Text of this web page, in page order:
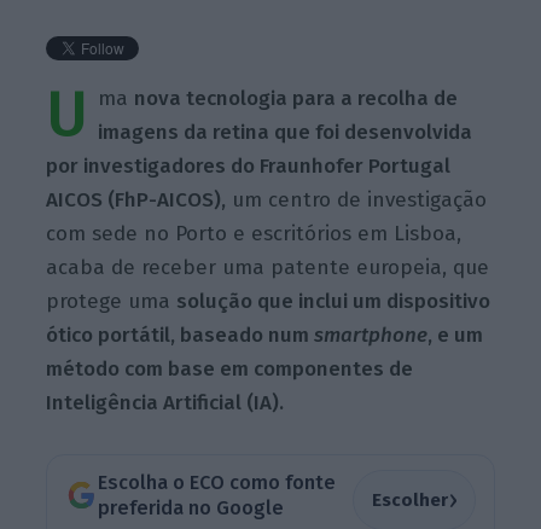
U ma nova tecnologia para a recolha de
imagens da retina que foi desenvolvida
por investigadores do Fraunhofer Portugal
AICOS (FhP-AICOS), um centro de investigação
com sede no Porto e escritórios em Lisboa,
acaba de receber uma patente europeia, que
protege uma solução que inclui um dispositivo
ótico portátil, baseado numsmartphone, e um
método com base em componentes de
Inteligência Artificial (IA).
Escolha o ECO como fonte
preferida no Google
Escolher›